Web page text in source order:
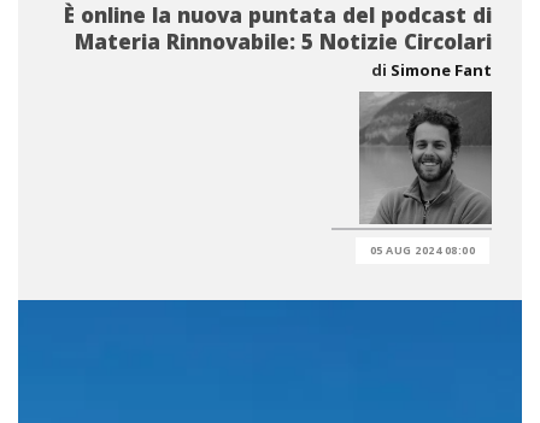
È online la nuova puntata del podcast di
Materia Rinnovabile: 5 Notizie Circolari
di Simone Fant
05 AUG 2024 08:00